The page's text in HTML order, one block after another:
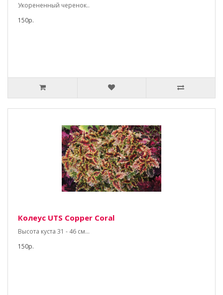
Укорененный черенок..
150р.
Колеус UTS Copper Coral
Высота куста 31 - 46 см...
150р.